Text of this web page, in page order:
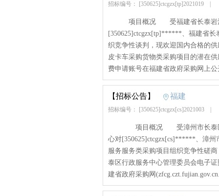
招标编号： [350625]ctcgzx[tp]2021019
项目概况 受福建省长泰岩溪
[350625]ctcgzx[tp]******、福建省长
织竞争性谈判，现欢迎国内合格的
皮卡车采购货物类采购项目的潜在
费申请账号在福建省政府采购网上
【招标公告】 福建
招标编号： [350625]ctcgzx[cs]2021003
项目概况 受漳州市长泰区行
心对[350625]ctcgzx[cs]******、漳
服务服务类采购项目组织竞争性
泰区行政服务中心管理委员会电子
建省政府采购网